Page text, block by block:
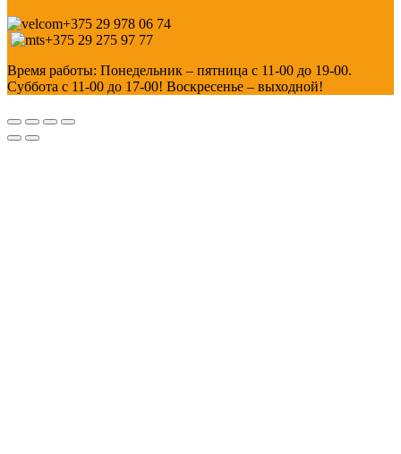
+375 29 978 06 74
+375 29 275 97 77
Время работы: Понедельник – пятница с 11-00 до 19-00.
Суббота с 11-00 до 17-00! Воскресенье – выходной!